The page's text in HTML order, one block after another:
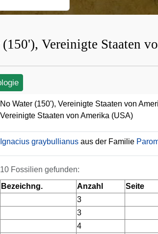
(150'), Vereinigte Staaten
No Water (150'), Vereinigte Staaten von
Vereinigte Staaten von Amerika (USA)
Ignacius graybullianus aus der Familie
10 Fossilien gefunden:
Bezeichng.
Anzahl
Seite
3
3
4